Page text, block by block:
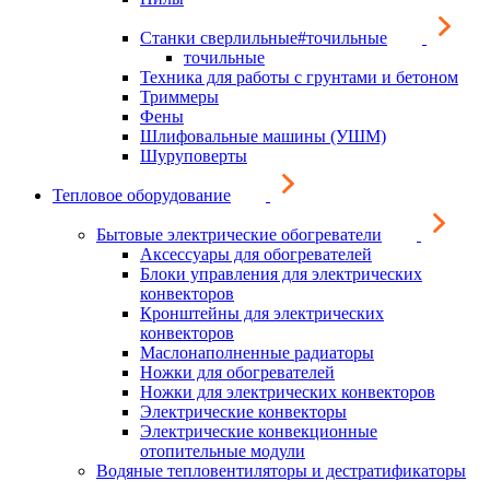
Станки сверлильные#точильные
точильные
Техника для работы с грунтами и бетоном
Триммеры
Фены
Шлифовальные машины (УШМ)
Шуруповерты
Тепловое оборудование
Бытовые электрические обогреватели
Аксессуары для обогревателей
Блоки управления для электрических
конвекторов
Кронштейны для электрических
конвекторов
Маслонаполненные радиаторы
Ножки для обогревателей
Ножки для электрических конвекторов
Электрические конвекторы
Электрические конвекционные
отопительные модули
Водяные тепловентиляторы и дестратификаторы